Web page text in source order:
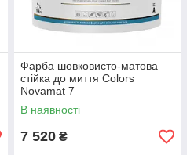
Фарба шовковисто-матова
стійка до миття Сolors
Novamat 7
В наявності
7 520 ₴